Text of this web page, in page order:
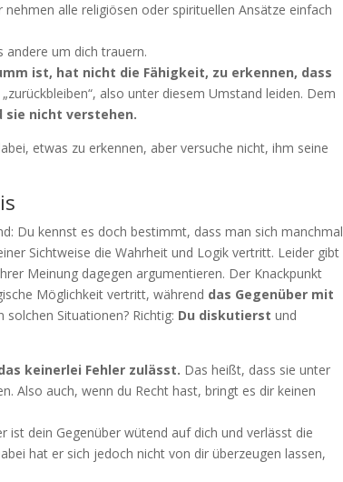
alle religiösen oder spirituellen Ansätze einfach
andere um dich trauern.
ist, hat nicht die Fähigkeit, zu erkennen, dass
also unter diesem Umstand leiden. Dem
sie nicht verstehen.
etwas zu erkennen, aber versuche nicht, ihm seine
Du kennst es doch bestimmt, dass man sich manchmal
Sichtweise die Wahrheit und Logik vertritt. Leider gibt
Meinung dagegen argumentieren. Der Knackpunkt
Möglichkeit vertritt, während das Gegenüber mit
solchen Situationen? Richtig: Du diskutierst und
keinerlei Fehler zulässt. Das heißt, dass sie unter
Also auch, wenn du Recht hast, bringt es dir keinen
ist dein Gegenüber wütend auf dich und verlässt die
hat er sich jedoch nicht von dir überzeugen lassen,